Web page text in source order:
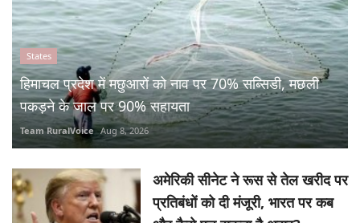
States
हिमाचल प्रदेश में मछुआरों को नाव पर 70% सब्सिडी, मछली
पकड़ने के जाल पर 90% सहायता
Team RuralVoice Aug 8, 2026
अमेरिकी सीनेट ने रूस से तेल खरीद पर
प्रतिबंधों को दी मंजूरी, भारत पर कब